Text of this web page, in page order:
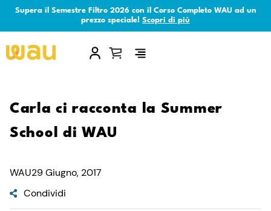
Supera il Semestre Filtro 2026 con il Corso Completo WAU ad un
prezzo speciale! Scopri di più
×
Carla ci racconta la Summer
School di WAU
WAU29 Giugno, 2017
Condividi